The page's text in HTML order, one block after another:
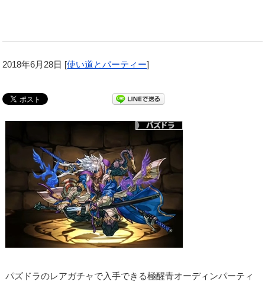
2018年6月28日 [使い道とパーティー]
パズドラのレアガチャで入手できる極醒青オーディンパーティ